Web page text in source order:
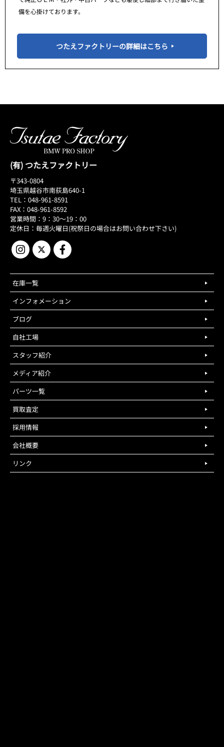
備を心掛けております。
つたえファクトリーの詳細はこちら
(有) つたえファクトリー
〒343-0804
埼玉県越谷市南荻島640-1
TEL：048-961-8591
FAX：048-961-8592
営業時間：9：30～19：00
定休日：毎週火曜日(祝祭日の場合はお問い合わせ下さい)
在庫一覧
インフォメーション
ブログ
自社工場
スタッフ紹介
メディア紹介
パーツ一覧
買取査定
採用情報
会社概要
リンク